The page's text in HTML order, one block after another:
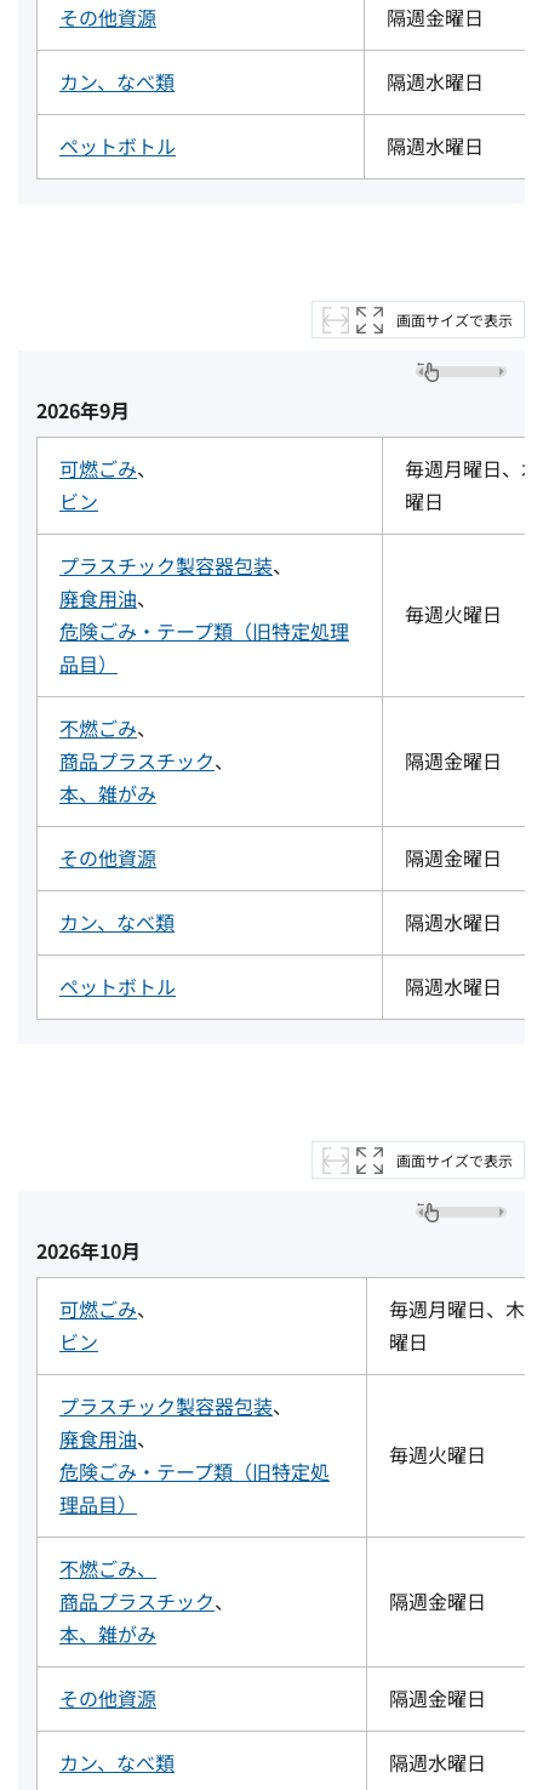
その他資源 隔週金曜日
カン、なべ類 隔週水曜日
ペットボトル 隔週水曜日
画面サイズで表示
2026年9月
可燃ごみ、
ビン
毎週月曜日、木
曜日
プラスチック製容器包装、
廃食用油、
危険ごみ・テープ類（旧特定処理
品目）
毎週火曜日
不燃ごみ、
商品プラスチック、
本、雑がみ
隔週金曜日
その他資源 隔週金曜日
カン、なべ類 隔週水曜日
ペットボトル 隔週水曜日
画面サイズで表示
2026年10月
可燃ごみ、
ビン
毎週月曜日、木
曜日
プラスチック製容器包装、
廃食用油、
危険ごみ・テープ類（旧特定処
理品目）
毎週火曜日
不燃ごみ、
商品プラスチック、
本、雑がみ
隔週金曜日
その他資源 隔週金曜日
カン、なべ類 隔週水曜日